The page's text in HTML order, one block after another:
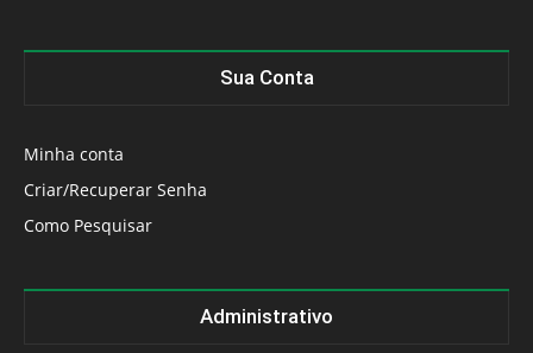
Sua Conta
Minha conta
Criar/Recuperar Senha
Como Pesquisar
Administrativo